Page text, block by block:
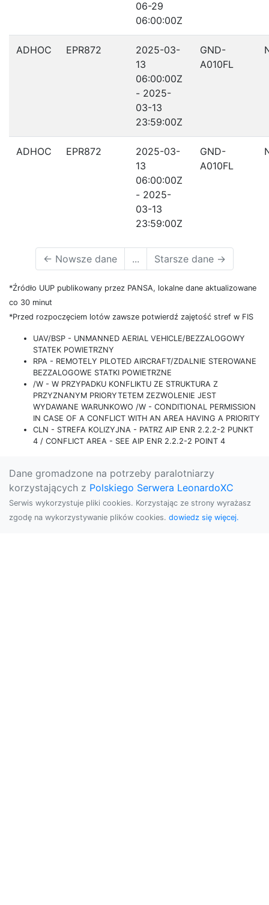
06-29
06:00:00Z
ADHOC EPR872
2025-03-
13
06:00:00Z
- 2025-
03-13
23:59:00Z
GND-
A010FL
ADHOC EPR872
2025-03-
13
06:00:00Z
- 2025-
03-13
23:59:00Z
GND-
A010FL
← Nowsze dane ... Starsze dane →
*Źródło UUP publikowany przez PANSA, lokalne dane aktualizowane
co 30 minut
*Przed rozpoczęciem lotów zawsze potwierdź zajętość stref w FIS
UAV/BSP - UNMANNED AERIAL VEHICLE/BEZZALOGOWY
STATEK POWIETRZNY
RPA - REMOTELY PILOTED AIRCRAFT/ZDALNIE STEROWANE
BEZZALOGOWE STATKI POWIETRZNE
/W - W PRZYPADKU KONFLIKTU ZE STRUKTURA Z
PRZYZNANYM PRIORYTETEM ZEZWOLENIE JEST
WYDAWANE WARUNKOWO /W - CONDITIONAL PERMISSION
IN CASE OF A CONFLICT WITH AN AREA HAVING A PRIORITY
CLN - STREFA KOLIZYJNA - PATRZ AIP ENR 2.2.2-2 PUNKT
4 / CONFLICT AREA - SEE AIP ENR 2.2.2-2 POINT 4
Dane gromadzone na potrzeby paralotniarzy
korzystających z Polskiego Serwera LeonardoXC
Serwis wykorzystuje pliki cookies. Korzystając ze strony wyrażasz
zgodę na wykorzystywanie plików cookies. dowiedz się więcej.